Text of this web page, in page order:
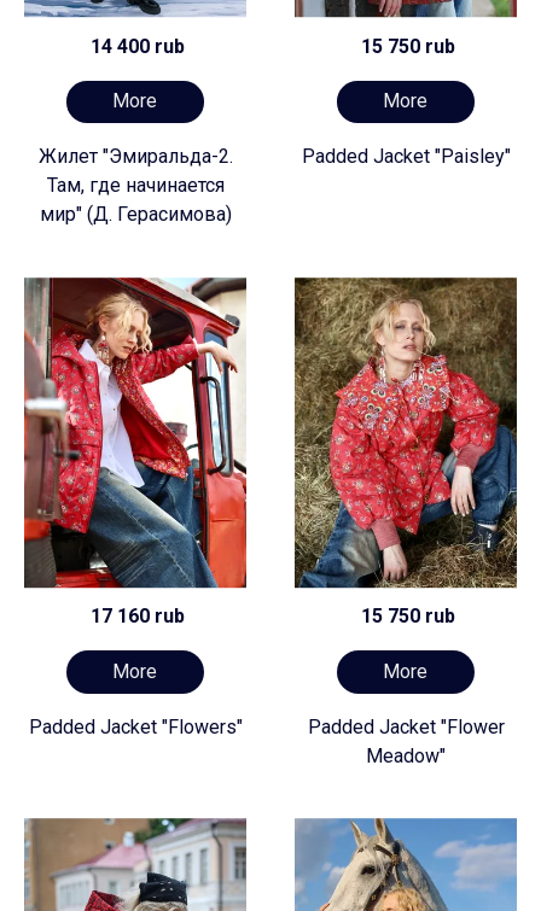
14 400 rub
More
Жилет "Эмиральда-2.
Там, где начинается
мир" (Д. Герасимова)
15 750 rub
More
Padded Jacket "Paisley"
17 160 rub
More
Padded Jacket "Flowers"
15 750 rub
More
Padded Jacket "Flower
Meadow"